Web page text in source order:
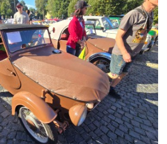
akcí 2026